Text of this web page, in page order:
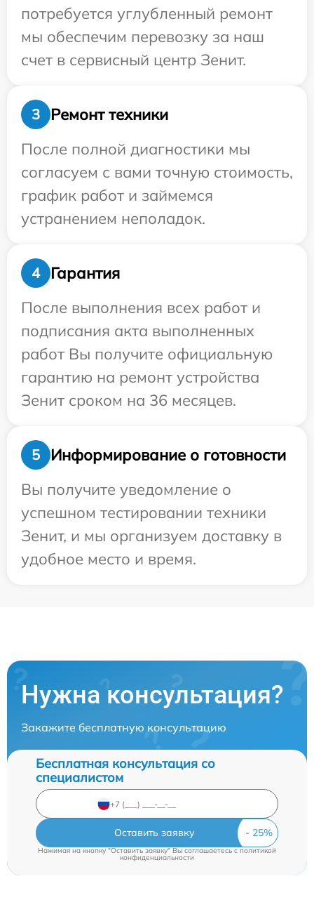
потребуется углубленный ремонт
мы обеспечим перевозку за наш
счет в сервисный центр Зенит.
3
Ремонт техники
После полной диагностики мы
согласуем с вами точную стоимость,
график работ и займемся
устранением неполадок.
4
Гарантия
После выполнения всех работ и
подписания акта выполненных
работ Вы получите официальную
гарантию на ремонт устройства
Зенит сроком на 36 месяцев.
5
Информирование о готовности
Вы получите уведомление о
успешном тестировании техники
Зенит, и мы организуем доставку в
удобное место и время.
Нужна консультация?
Закажите бесплатную консультацию
Бесплатная консультация со
специалистом
Оставить заявку
Нажимая на кнопку "Оставить заявку" Вы соглашаетесь cполитикой
конфиденциальности